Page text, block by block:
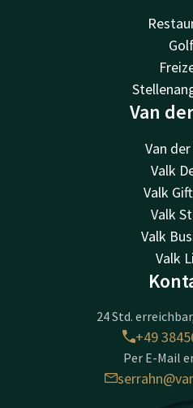
Van
Van
Valk
Valk
Valk
Valk
Valk
24 Std.
+49
Per E-Mail